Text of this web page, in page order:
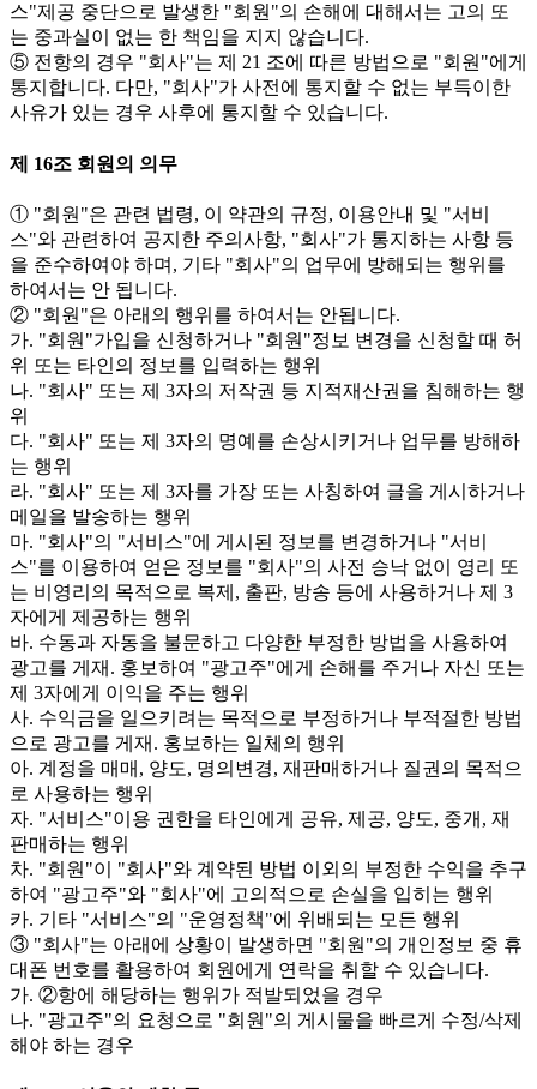
스"제공 중단으로 발생한 "회원"의 손해에 대해서는 고의 또
는 중과실이 없는 한 책임을 지지 않습니다.
⑤ 전항의 경우 "회사"는 제 21 조에 따른 방법으로 "회원"에게
통지합니다. 다만, "회사"가 사전에 통지할 수 없는 부득이한
사유가 있는 경우 사후에 통지할 수 있습니다.
제 16조 회원의 의무
① "회원"은 관련 법령, 이 약관의 규정, 이용안내 및 "서비
스"와 관련하여 공지한 주의사항, "회사"가 통지하는 사항 등
을 준수하여야 하며, 기타 "회사"의 업무에 방해되는 행위를
하여서는 안 됩니다.
② "회원"은 아래의 행위를 하여서는 안됩니다.
가. "회원"가입을 신청하거나 "회원"정보 변경을 신청할 때 허
위 또는 타인의 정보를 입력하는 행위
나. "회사" 또는 제 3자의 저작권 등 지적재산권을 침해하는 행
위
다. "회사" 또는 제 3자의 명예를 손상시키거나 업무를 방해하
는 행위
라. "회사" 또는 제 3자를 가장 또는 사칭하여 글을 게시하거나
메일을 발송하는 행위
마. "회사"의 "서비스"에 게시된 정보를 변경하거나 "서비
스"를 이용하여 얻은 정보를 "회사"의 사전 승낙 없이 영리 또
는 비영리의 목적으로 복제, 출판, 방송 등에 사용하거나 제 3
자에게 제공하는 행위
바. 수동과 자동을 불문하고 다양한 부정한 방법을 사용하여
광고를 게재. 홍보하여 "광고주"에게 손해를 주거나 자신 또는
제 3자에게 이익을 주는 행위
사. 수익금을 일으키려는 목적으로 부정하거나 부적절한 방법
으로 광고를 게재. 홍보하는 일체의 행위
아. 계정을 매매, 양도, 명의변경, 재판매하거나 질권의 목적으
로 사용하는 행위
자. "서비스"이용 권한을 타인에게 공유, 제공, 양도, 중개, 재
판매하는 행위
차. "회원"이 "회사"와 계약된 방법 이외의 부정한 수익을 추구
하여 "광고주"와 "회사"에 고의적으로 손실을 입히는 행위
카. 기타 "서비스"의 "운영정책"에 위배되는 모든 행위
③ "회사"는 아래에 상황이 발생하면 "회원"의 개인정보 중 휴
대폰 번호를 활용하여 회원에게 연락을 취할 수 있습니다.
가. ②항에 해당하는 행위가 적발되었을 경우
나. "광고주"의 요청으로 "회원"의 게시물을 빠르게 수정/삭제
해야 하는 경우